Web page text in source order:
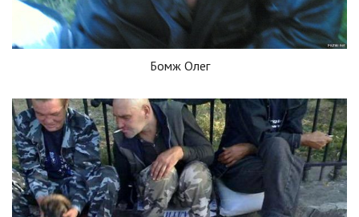
Бомж Олег